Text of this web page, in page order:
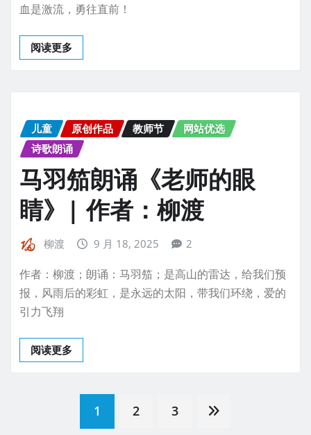
血是激流，勇往直前！
阅读更多
儿童 原创作品 教师节
网站优选
诗歌朗诵
马羽笳朗诵《老师的眼
睛》| 作者：柳渡
柳渡 9 月 18, 2025 2
作者：柳渡；朗诵：马羽笳；是高山的雷达，给我们预
报，风雨后的彩虹，是永远的太阳，带我们环绕，爱的
引力飞翔
阅读更多
1 2 3